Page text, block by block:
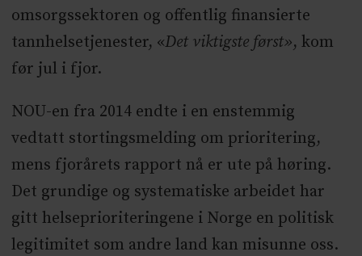
omsorgssektoren og offentlig finansierte
tannhelsetjenester, «Det viktigste først», kom
før jul i fjor.
NOU-en fra 2014 endte i en enstemmig
vedtatt stortingsmelding om prioritering,
mens fjorårets rapport nå er ute på høring.
Det grundige og systematiske arbeidet har
gitt helseprioriteringene i Norge en politisk
legitimitet som andre land kan misunne oss.